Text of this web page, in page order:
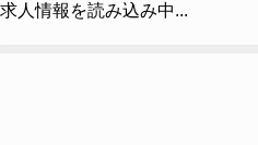
求人情報を読み込み中...